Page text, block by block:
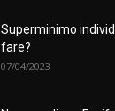
Superminimo
fare?
07/04/2023